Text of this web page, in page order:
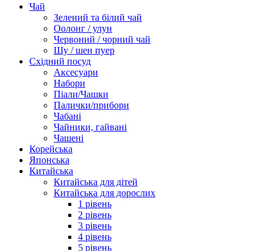
Чай
Зелений та білий чай
Оолонг / улун
Червоний / чорний чай
Шу / шен пуер
Східний посуд
Аксесуари
Набори
Піали/Чашки
Палички/прибори
Чабані
Чайники, гайвані
Чашені
Корейська
Японська
Китайська
Китайська для дітей
Китайська для дорослих
1 рівень
2 рівень
3 рівень
4 рівень
5 рівень